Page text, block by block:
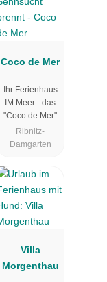
Coco de Mer
Ihr Ferienhaus
IM Meer - das
"Coco de Mer"
Ribnitz-
Damgarten
Villa
Morgenthau